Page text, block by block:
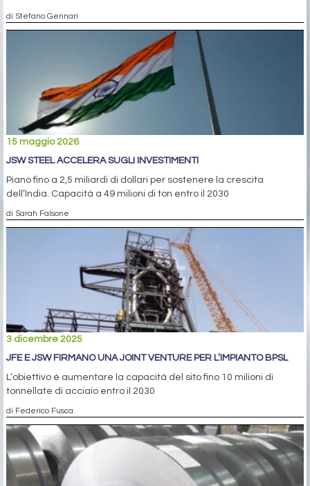
di Stefano Gennari
15 maggio 2026
JSW STEEL ACCELERA SUGLI INVESTIMENTI
Piano fino a 2,5 miliardi di dollari per sostenere la crescita
dell’India. Capacità a 49 milioni di ton entro il 2030
di Sarah Falsone
3 dicembre 2025
JFE E JSW FIRMANO UNA JOINT VENTURE PER L’IMPIANTO BPSL
L’obiettivo è aumentare la capacità del sito fino 10 milioni di
tonnellate di acciaio entro il 2030
di Federico Fusca